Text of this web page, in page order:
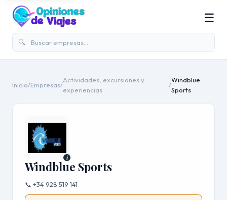
🔍
☰
Inicio/Empresas/
Actividades, excursiones y
experiencias
/
Windblue
Sports
i
Windblue Sports
📞 +34 928 519 141